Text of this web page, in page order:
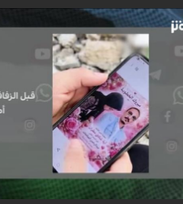
لعروس من غزة كانت تستعد ليوم
العرس، لكن قبل ساعات من الموعد
شيء ...